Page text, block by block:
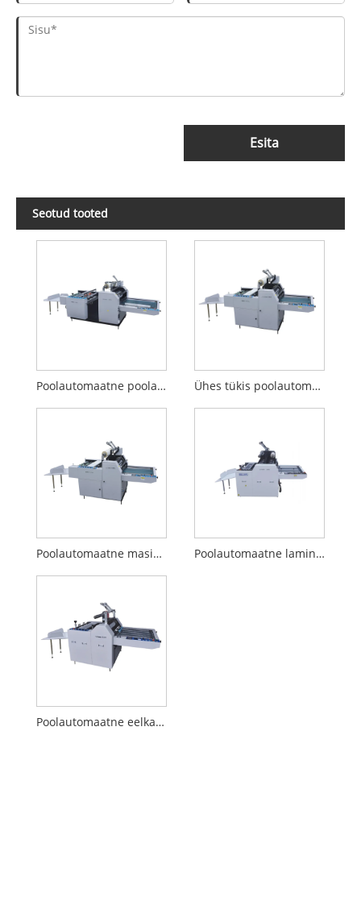
Esita
Seotud tooted
Poolautomaatne poolautomaatne lamineerimismasin Ühes tükis poolautomaatne lamineerimismasin
Poolautomaatne masinlaminaator Poolautomaatne lamineerimismasin (reljeefiga)
Poolautomaatne eelkatmiskile lamineerimismasin